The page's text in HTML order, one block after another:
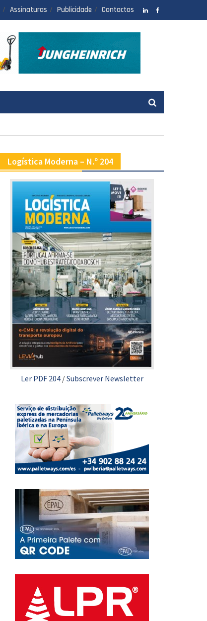
Assinaturas Publicidade Contactos
Logística Moderna – N.º 204
Ler PDF 204/Subscrever Newsletter